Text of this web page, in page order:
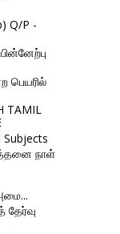
Q/P -
பெயரில்
TAMIL
Subjects
நாள்
தேர்வு